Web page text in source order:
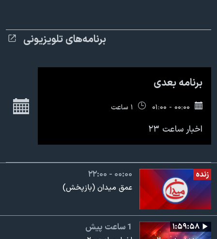
قانون شفافیت دارائی کادر رهبری ایران
نرگس محمدی برنده جایزه نوبل صلح
همایش محافظه‌کاران آمریکا «سی‌پک»
برنامه‌های تلویزیونی
برنامه بعدی
۰۰:۰۰ - ۰۱:۰۰ ۱ ساعت
اخبار ساعت ۲۳
زنده ۲۲:۰۰ - ۰۰:۰۰
عمق میدان (بازپخش)
۱:۵۹:۵۸ 1 ساعت پیش